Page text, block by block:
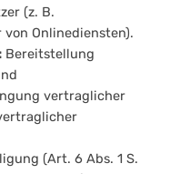
(z. B.
von Onlinediensten).
Bereitstellung
vertraglicher
(Art. 6 Abs. 1 S.